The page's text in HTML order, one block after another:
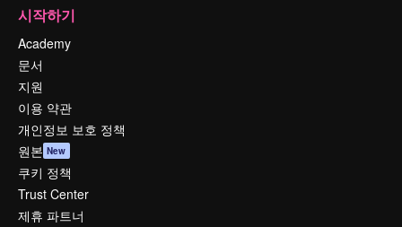
시작하기
Academy
문서
지원
이용 약관
개인정보 보호 정책
원본 New
쿠키 정책
Trust Center
제휴 파트너